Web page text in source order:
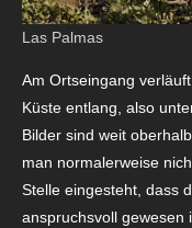
Las Palmas
Am Ortseingang
Küste entlang, also
Bilder sind weit
man normalerweise
Stelle eingesteht, dass
anspruchsvoll gewesen